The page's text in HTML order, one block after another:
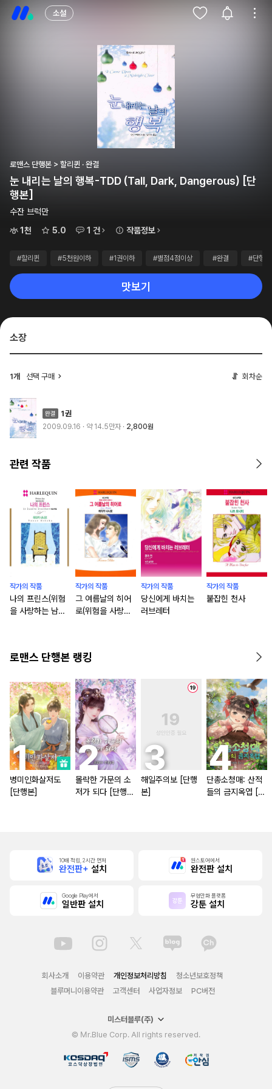
소설
로맨스 단행본 > 할리퀸 · 완결
눈 내리는 날의 행복-TDD (Tall, Dark, Dangerous) [단
행본]
수잔 브럭만
1천
5.0 1 건 작품정보
#할리퀸 #5천원이하 #1권이하 #별점4점이상 #완결 #단행본
맛보기
소장
1개 선택 구매 회차순
1권
2009.09.16 · 약 14.5만자 2,800원
관련 작품
작가의 작품
나의 프린스(위험
을 사랑하는 남자
작가의 작품
그 여름날의 히어
로(위험을 사랑하
작가의 작품
당신에게 바치는
러브레터
작가의 작품
붙잡힌 천사
로맨스 단행본 랭킹
병미인화살저도
[단행본]
몰락한 가문의 소
저가 되다 [단행
해일주의보 [단행
본]
단총소청매: 산적
들의 금지옥엽 [단
10배 적립, 2시간 먼저
완전판+ 설치
원스토어에서
완전판 설치
Google Play에서
일반판 설치
무협만화 플랫폼
강툰 설치
회사소개 이용약관 개인정보처리방침
청소년보호정책
블루머니이용약관
고객센터 사업자정보 PC버전
미스터블루(주)
© Mr.Blue Corp. All rights reserved.